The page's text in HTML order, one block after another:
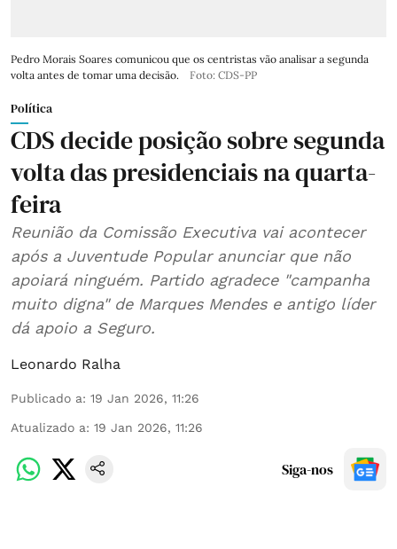
Pedro Morais Soares comunicou que os centristas vão analisar a segunda
volta antes de tomar uma decisão.
Foto: CDS-PP
Política
CDS decide posição sobre segunda
volta das presidenciais na quarta-
feira
Reunião da Comissão Executiva vai acontecer
após a Juventude Popular anunciar que não
apoiará ninguém. Partido agradece "campanha
muito digna" de Marques Mendes e antigo líder
dá apoio a Seguro.
Leonardo Ralha
Publicado a: 19 Jan 2026, 11:26
Atualizado a: 19 Jan 2026, 11:26
Siga-nos